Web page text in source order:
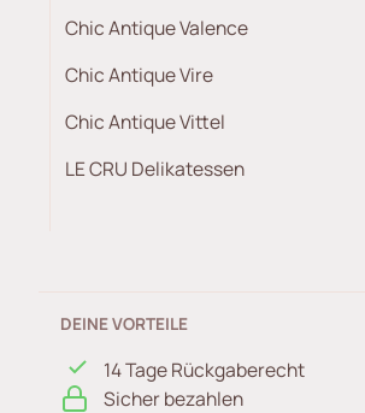
Chic Antique Valence
Chic Antique Vire
Chic Antique Vittel
LE CRU Delikatessen
DEINE VORTEILE
14 Tage Rückgaberecht
Sicher bezahlen